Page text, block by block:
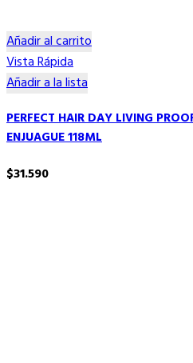
Añadir al carrito
Vista Rápida
Añadir a la lista
PERFECT HAIR DAY LIVING
ENJUAGUE 118ML
$31.590